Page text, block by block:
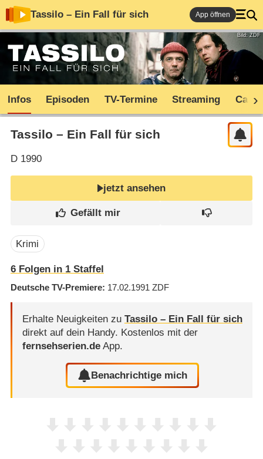
Tassilo – Ein Fall für sich App öffnen
Bild: ZDF
Infos Episoden TV-Termine Streaming Cast
Tassilo – Ein Fall für sich
D1990
jetzt ansehen
Krimi
6Folgen in 1Staffel
Deutsche TV-Premiere 17.02.1991 ZDF
Erhalte Neuigkeiten zu Tassilo – Ein Fall für sich
direkt auf dein Handy. Kostenlos mit der
fernsehserien.deApp.
Benachrichtige mich